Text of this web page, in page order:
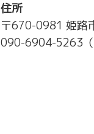
住所
〒670-0981 姫
090-6904-5263（